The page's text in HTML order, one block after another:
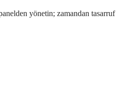
yönetin; zamandan